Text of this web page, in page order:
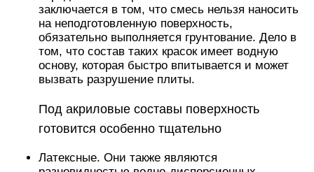
заключается в том, что смесь нельзя наносить
на неподготовленную поверхность,
обязательно выполняется грунтование. Дело в
том, что состав таких красок имеет водную
основу, которая быстро впитывается и может
вызвать разрушение плиты.
Под акриловые составы поверхность
готовится особенно тщательно
Латексные. Они также являются